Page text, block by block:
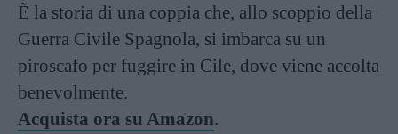
È la storia di una coppia che, allo scoppio della
Guerra Civile Spagnola, si imbarca su un
piroscafo per fuggire in Cile, dove viene accolta
benevolmente.
Acquista ora su Amazon.